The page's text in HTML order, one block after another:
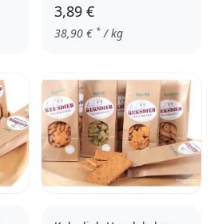
3,89 €
38,90 € * / kg